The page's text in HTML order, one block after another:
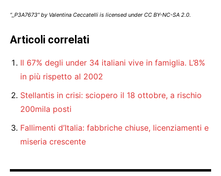
“_P3A7673” by Valentina Ceccatelli is licensed under CC BY-NC-SA 2.0.
Articoli correlati
Il 67% degli under 34 italiani vive in famiglia. L’8%
in più rispetto al 2002
Stellantis in crisi: sciopero il 18 ottobre, a rischio
200mila posti
Fallimenti d’Italia: fabbriche chiuse, licenziamenti e
miseria crescente